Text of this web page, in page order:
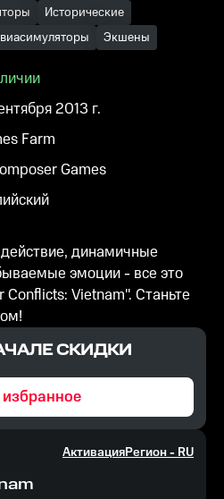
Исторические
Экшены
2013 г.
Farm
Games
динамичные
эмоции - все это
Conflicts: Vietnam". Cтаньте
СКИДКИ
АктивацияРегион -RU